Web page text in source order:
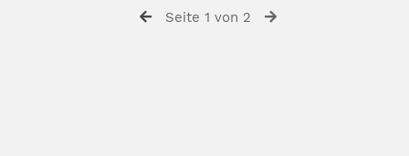
Seite 1 von 2